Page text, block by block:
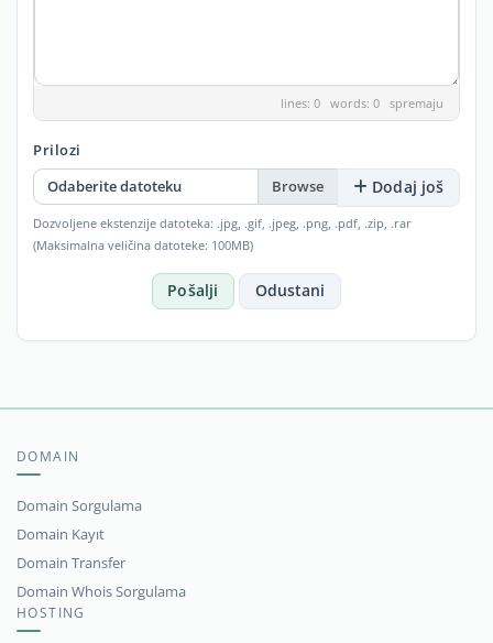
lines: 0 words: 0 spremaju
Prilozi
Odaberite datoteku
Dodaj još
Dozvoljene ekstenzije datoteka: .jpg, .gif, .jpeg, .png, .pdf, .zip, .rar
(Maksimalna veličina datoteke: 100MB)
Pošalji Odustani
DOMAIN
Domain Sorgulama
Domain Kayıt
Domain Transfer
Domain Whois Sorgulama
HOSTING